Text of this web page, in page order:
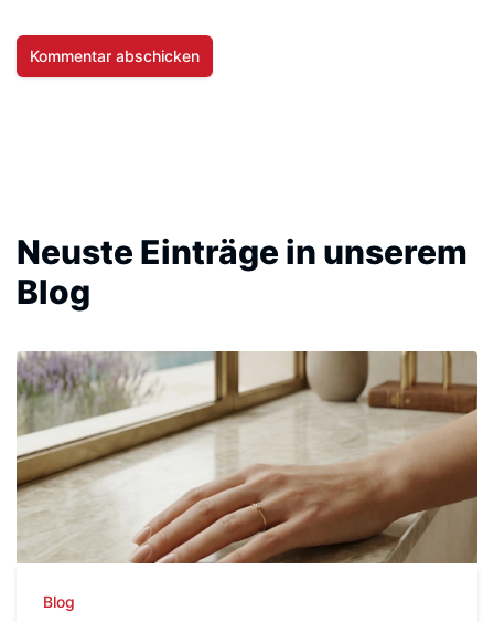
Neuste Einträge in unserem
Blog
Blog